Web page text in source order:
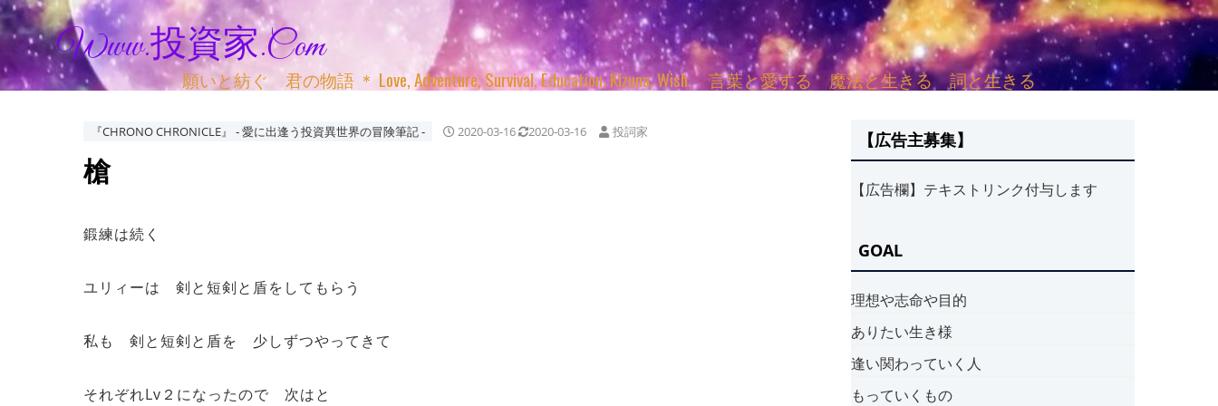
Www.投資家.com
願いと紡ぐ 君の物語 ＊ Love, Adventure, Survival, Education, Kizuna, Wish. 言葉と愛する 魔法と生きる 詞と生きる
『CHRONO CHRONICLE』 ‐ 愛に出逢う投資異世界の冒険筆記 ‐ 2020-03-16 2020-03-16 投詞家
槍
鍛練は続く
ユリィーは 剣と短剣と盾をしてもらう
私も 剣と短剣と盾を 少しずつやってきて
それぞれLv２になったので 次はと
【広告主募集】
【広告欄】テキストリンク付与します
GOAL
理想や志命や目的
ありたい生き様
逢い関わっていく人
もっていくもの